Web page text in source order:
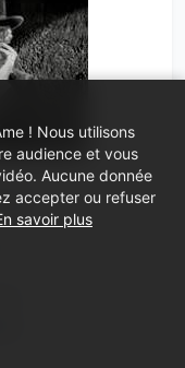
! Nous utilisons
audience et vous
Aucune donnée
accepter ou refuser
savoir plus